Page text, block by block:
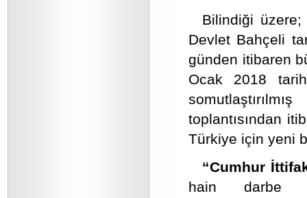
Bilindiği
Devlet Bahçeli
günden itibaren
Ocak 2018
toplantısından
Türkiye için yeni
“Cumhur
hain darbe